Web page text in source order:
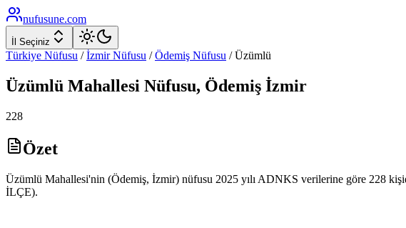
nufusune.com
İl Seçiniz
Türkiye Nüfusu / İzmirNüfusu / Ödemiş Nüfusu /Üzümlü
Üzümlü Mahallesi Nüfusu, Ödemiş İzmir
228
Özet
Üzümlü Mahallesi'nin (Ödemiş, İzmir) nüfusu 2025 yılı ADNKS verilerine göre 228
İLÇE).